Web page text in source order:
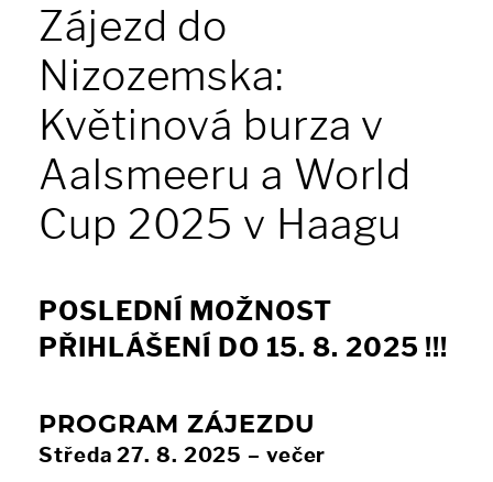
Zájezd do
Nizozemska:
Květinová burza v
Aalsmeeru a World
Cup 2025 v Haagu
POSLEDNÍ MOŽNOST
PŘIHLÁŠENÍ DO 15. 8. 2025 !!!
PROGRAM ZÁJEZDU
Středa 27. 8. 2025 – večer